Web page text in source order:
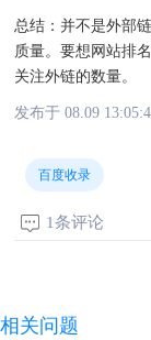
总结：并不是外部
质量。要想网站排
关注外链的数量。
发布于 08.09
百度收录
1条评论
相关问题